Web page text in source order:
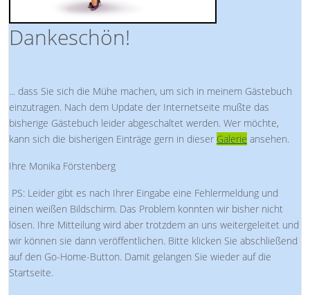
Dankeschön!
... dass Sie sich die Mühe machen, um sich in meinem Gästebuch
einzutragen. Nach dem Update der Internetseite mußte das
bisherige Gästebuch leider abgeschaltet werden. Wer möchte,
kann sich die bisherigen Einträge gern in dieser Galerie ansehen.
Ihre Monika Förstenberg
PS: Leider gibt es nach Ihrer Eingabe eine Fehlermeldung und
einen weißen Bildschirm. Das Problem konnten wir bisher nicht
lösen. Ihre Mitteilung wird aber trotzdem an uns weitergeleitet und
wir können sie dann veröffentlichen. Bitte klicken Sie abschließend
auf den Go-Home-Button. Damit gelangen Sie wieder auf die
Startseite.